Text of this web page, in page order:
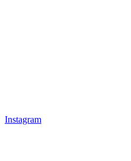
Instagram